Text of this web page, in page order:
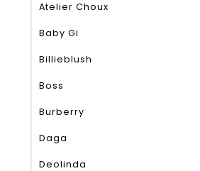
Atelier Choux
Baby Gi
Billieblush
Boss
Burberry
Daga
Deolinda